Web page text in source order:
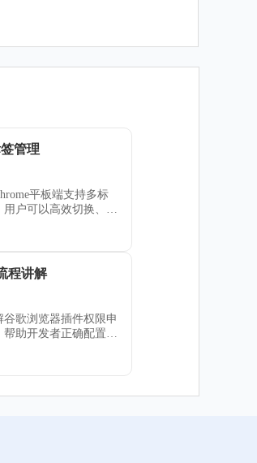
管理
平板端支持多标
用户可以高效切换、分
程讲解
谷歌浏览器插件权限申
帮助开发者正确配置权